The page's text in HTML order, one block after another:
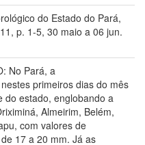
do Estado do Pará,
p. 1-5, 30 maio a 06 jun.
No Pará, a
primeiros dias do mês
do estado, englobando a
Almeirim, Belém,
com valores de
17 a 20 mm. Já as